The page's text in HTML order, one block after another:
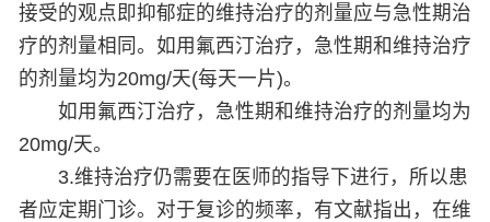
接受的观点即抑郁症的维持治疗的剂量应与急性期治
疗的剂量相同。如用氟西汀治疗，急性期和维持治疗
的剂量均为20mg/天(每天一片)。
如用氟西汀治疗，急性期和维持治疗的剂量均为
20mg/天。
3.维持治疗仍需要在医师的指导下进行，所以患
者应定期门诊。对于复诊的频率，有文献指出，在维